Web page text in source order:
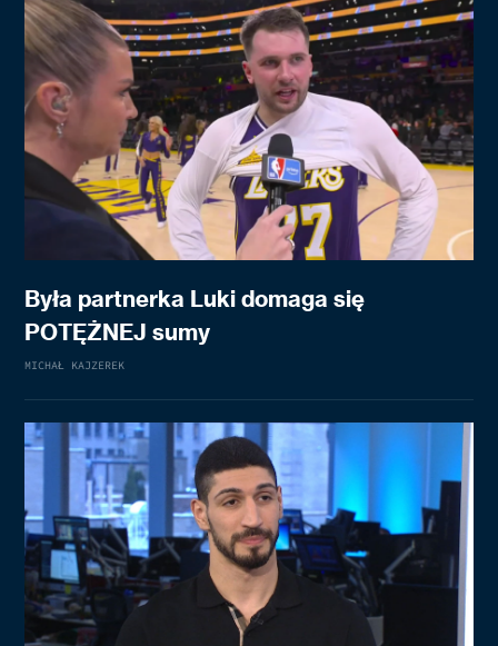
Była partnerka Luki domaga się
POTĘŻNEJ sumy
MICHAŁ KAJZEREK